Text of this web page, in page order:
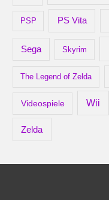
PSP PS Vita
Sega Skyrim
The Legend of Zelda
Videospiele Wii
Zelda